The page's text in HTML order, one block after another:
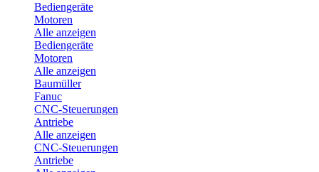
Bediengeräte
Motoren
Alle anzeigen
Bediengeräte
Motoren
Alle anzeigen
Baumüller
Fanuc
CNC-Steuerungen
Antriebe
Alle anzeigen
CNC-Steuerungen
Antriebe